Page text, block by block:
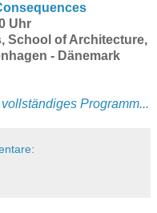
Uhr
School of Architecture,
- Dänemark
Programm...